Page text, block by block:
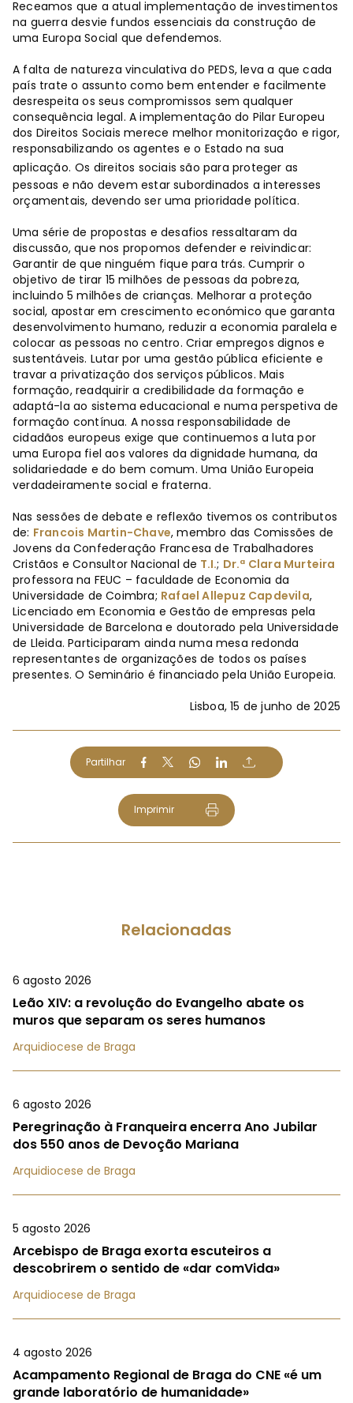
Receamos que a atual implementação de investimentos
na guerra desvie fundos essenciais da construção de
uma Europa Social que defendemos.
A falta de natureza vinculativa do PEDS, leva a que cada
país trate o assunto como bem entender e facilmente
desrespeita os seus compromissos sem qualquer
consequência legal. A implementação do Pilar Europeu
dos Direitos Sociais merece melhor monitorização e rigor,
responsabilizando os agentes e o Estado na sua
aplicação. Os direitos sociais são para proteger as
pessoas e não devem estar subordinados a interesses
orçamentais, devendo ser uma prioridade política.
Uma série de propostas e desafios ressaltaram da
discussão, que nos propomos defender e reivindicar:
Garantir de que ninguém fique para trás. Cumprir o
objetivo de tirar 15 milhões de pessoas da pobreza,
incluindo 5 milhões de crianças. Melhorar a proteção
social, apostar em crescimento económico que garanta
desenvolvimento humano, reduzir a economia paralela e
colocar as pessoas no centro. Criar empregos dignos e
sustentáveis. Lutar por uma gestão pública eficiente e
travar a privatização dos serviços públicos. Mais
formação, readquirir a credibilidade da formação e
adaptá-la ao sistema educacional e numa perspetiva de
formação contínua. A nossa responsabilidade de
cidadãos europeus exige que continuemos a luta por
uma Europa fiel aos valores da dignidade humana, da
solidariedade e do bem comum. Uma União Europeia
verdadeiramente social e fraterna.
Nas sessões de debate e reflexão tivemos os contributos
de: Francois Martin-Chave, membro das Comissões de
Jovens da Confederação Francesa de Trabalhadores
Cristãos e Consultor Nacional de T.I.; Dr.ª Clara Murteira
professora na FEUC – faculdade de Economia da
Universidade de Coimbra; Rafael Allepuz Capdevila,
Licenciado em Economia e Gestão de empresas pela
Universidade de Barcelona e doutorado pela Universidade
de Lleida. Participaram ainda numa mesa redonda
representantes de organizações de todos os países
presentes. O Seminário é financiado pela União Europeia.
Lisboa, 15 de junho de 2025
Partilhar
Imprimir
Relacionadas
6 agosto 2026
Leão XIV: a revolução do Evangelho abate os
muros que separam os seres humanos
Arquidiocese de Braga
6 agosto 2026
Peregrinação à Franqueira encerra Ano Jubilar
dos 550 anos de Devoção Mariana
Arquidiocese de Braga
5 agosto 2026
Arcebispo de Braga exorta escuteiros a
descobrirem o sentido de «dar comVida»
Arquidiocese de Braga
4 agosto 2026
Acampamento Regional de Braga do CNE «é um
grande laboratório de humanidade»